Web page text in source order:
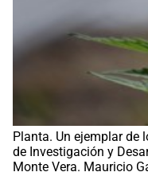
Planta. Un ejemplar de
de Investigación y
Monte Vera. Mauricio